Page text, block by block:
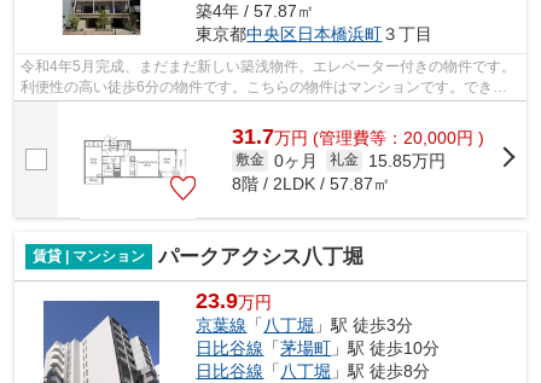
築4年 / 57.87㎡
東京都中央区日本橋浜町３丁目
令和4年5月完成、まだまだ新しい築浅物件。エレベーター付きの物件です。
利便性の高い徒歩6分の物件です。こちらの物件はマンションです。できる
31.7万円 (管理費等：20,000円 )
敷金 0ヶ月 礼金
15.85万円
8階 / 2LDK / 57.87㎡
賃貸 | マンション パークアクシス八丁堀
23.9万円
京葉線 「 八丁堀 」駅 徒歩3分
日比谷線 「茅場町 」駅 徒歩10分
日比谷線 「 八丁堀 」駅 徒歩8分